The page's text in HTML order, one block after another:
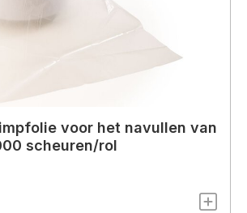
voor het navullen van
scheuren/rol